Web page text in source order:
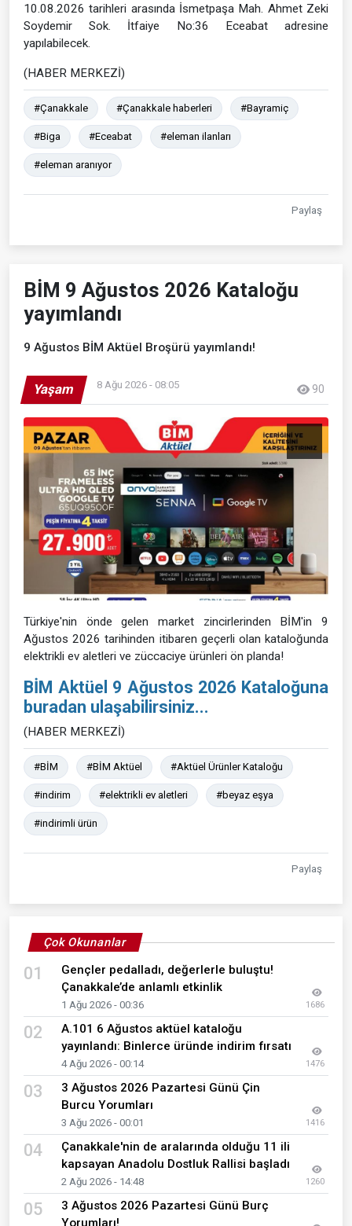
10.08.2026 tarihleri arasında İsmetpaşa Mah. Ahmet Zeki
Soydemir Sok. İtfaiye No:36 Eceabat adresine
yapılabilecek.
(HABER MERKEZİ)
#Çanakkale #Çanakkale haberleri #Bayramiç
#Biga #Eceabat #eleman ilanları
#eleman aranıyor
Paylaş
BİM 9 Ağustos 2026 Kataloğu
yayımlandı
9 Ağustos BİM Aktüel Broşürü yayımlandı!
Yaşam 8 Ağu 2026 - 08:05 90
Türkiye'nin önde gelen market zincirlerinden BİM'in 9
Ağustos 2026 tarihinden itibaren geçerli olan kataloğunda
elektrikli ev aletleri ve züccaciye ürünleri ön planda!
BİM Aktüel 9 Ağustos 2026 Kataloğuna
buradan ulaşabilirsiniz...
(HABER MERKEZİ)
#BİM #BİM Aktüel #Aktüel Ürünler Kataloğu
#indirim #elektrikli ev aletleri #beyaz eşya
#indirimli ürün
Paylaş
Çok Okunanlar
01
Gençler pedalladı, değerlerle buluştu!
Çanakkale’de anlamlı etkinlik
1 Ağu 2026 - 00:36 1686
02
A.101 6 Ağustos aktüel kataloğu
yayınlandı: Binlerce üründe indirim fırsatı
4 Ağu 2026 - 00:14 1476
03
3 Ağustos 2026 Pazartesi Günü Çin
Burcu Yorumları
3 Ağu 2026 - 00:01 1416
04
Çanakkale'nin de aralarında olduğu 11 ili
kapsayan Anadolu Dostluk Rallisi başladı
2 Ağu 2026 - 14:48 1260
05
3 Ağustos 2026 Pazartesi Günü Burç
Yorumları!